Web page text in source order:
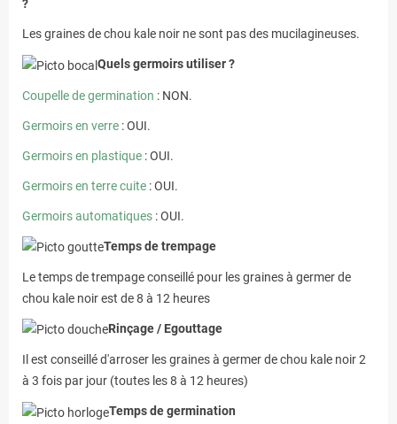
?
Les graines de chou kale noir ne sont pas des mucilagineuses.
Quels germoirs utiliser ?
Coupelle de germination : NON.
Germoirs en verre : OUI.
Germoirs en plastique : OUI.
Germoirs en terre cuite : OUI.
Germoirs automatiques : OUI.
Temps de trempage
Le temps de trempage conseillé pour les graines à germer de
chou kale noir est de 8 à 12 heures
Rinçage / Egouttage
Il est conseillé d'arroser les graines à germer de chou kale noir 2
à 3 fois par jour (toutes les 8 à 12 heures)
Temps de germination